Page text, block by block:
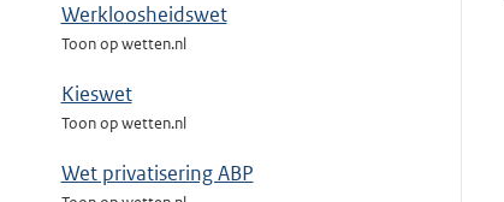
Werkloosheidswet
Toon op wetten.nl
Kieswet
Toon op wetten.nl
Wet privatisering ABP